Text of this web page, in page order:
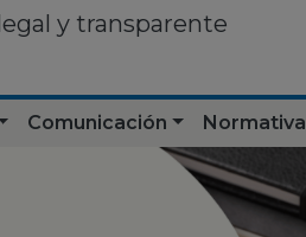
y transparente
Comunicación Normativa